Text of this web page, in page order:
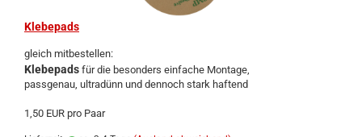
Kle­be­pads
gleich mit­be­stel­len:
Kle­be­pads für die be­son­ders ein­fa­che Mon­ta­ge,
pass­ge­nau, ul­tra­dünn und den­noch stark haf­tend
1,50 EUR pro Paar